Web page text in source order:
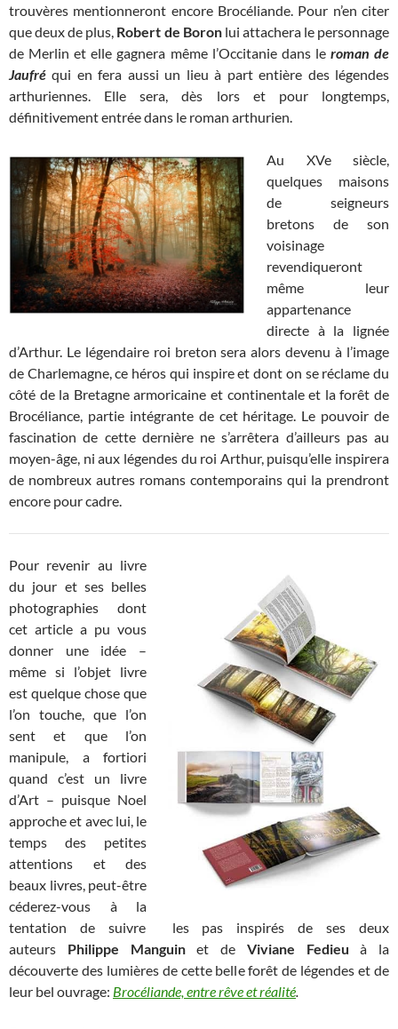
trouvères mentionneront encore Brocéliande. Pour n’en citer
que deux de plus, Robert de Boronlui attachera le personnage
de Merlin et elle gagnera même l’Occitanie dans le roman de
Jaufré qui en fera aussi un lieu à part entière des légendes
arthuriennes. Elle sera, dès lors et pour longtemps,
définitivement entrée dans le roman arthurien.
Au XVe siècle,
quelques maisons
de seigneurs
bretons de son
voisinage
revendiqueront
même leur
appartenance
directe à la lignée
d’Arthur. Le légendaire roi breton sera alors devenu à l’image
de Charlemagne, ce héros qui inspire et dont on se réclame du
côté de la Bretagne armoricaine et continentale et la forêt de
Brocéliance, partie intégrante de cet héritage. Le pouvoir de
fascination de cette dernière ne s’arrêtera d’ailleurs pas au
moyen-âge, ni aux légendes du roi Arthur, puisqu’elle inspirera
de nombreux autres romans contemporains qui la prendront
encore pour cadre.
Pour revenir au livre
du jour et ses belles
photographies dont
cet article a pu vous
donner une idée –
même si l’objet livre
est quelque chose que
l’on touche, que l’on
sent et que l’on
manipule, a fortiori
quand c’est un livre
d’Art – puisque Noel
approche et avec lui, le
temps des petites
attentions et des
beaux livres, peut-être
céderez-vous à la
tentation de suivre les pas inspirés de ses deux
auteurs Philippe Manguinet de Viviane Fedieuà la
découverte des lumières de cette belle forêt de légendes et de
leur bel ouvrage: Brocéliande, entre rêve et réalité.